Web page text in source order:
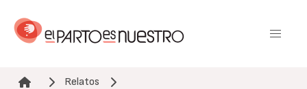
contenido
Relatos